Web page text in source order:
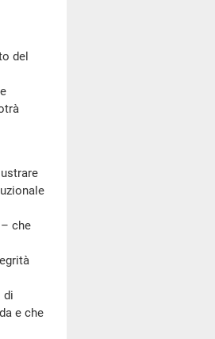
del
che
di
e che